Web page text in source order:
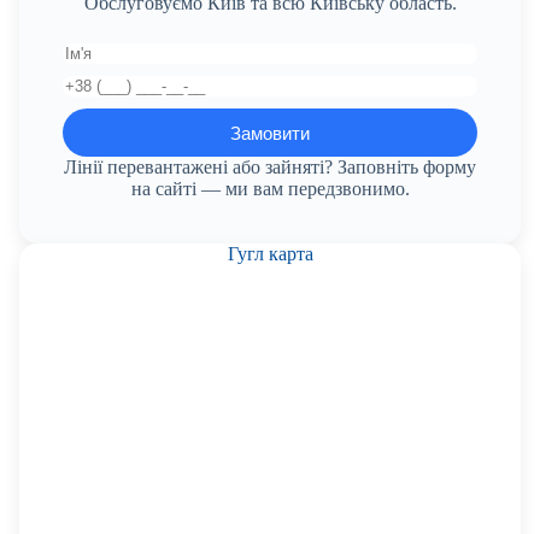
Лінії перевантажені або зайняті? Заповніть форму
на сайті — ми вам передзвонимо.
Гугл карта